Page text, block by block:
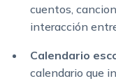
cuentos,
interacción
Calendario
calendario que